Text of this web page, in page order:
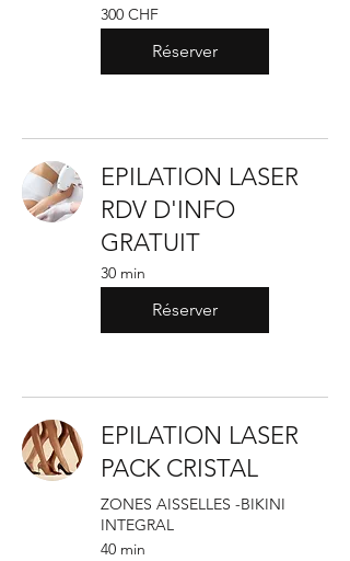
300
francs
suisses
300 CHF
Réserver
EPILATION LASER
RDV D'INFO
GRATUIT
30 min
Réserver
EPILATION LASER
PACK CRISTAL
ZONES AISSELLES -BIKINI
INTEGRAL
40 min